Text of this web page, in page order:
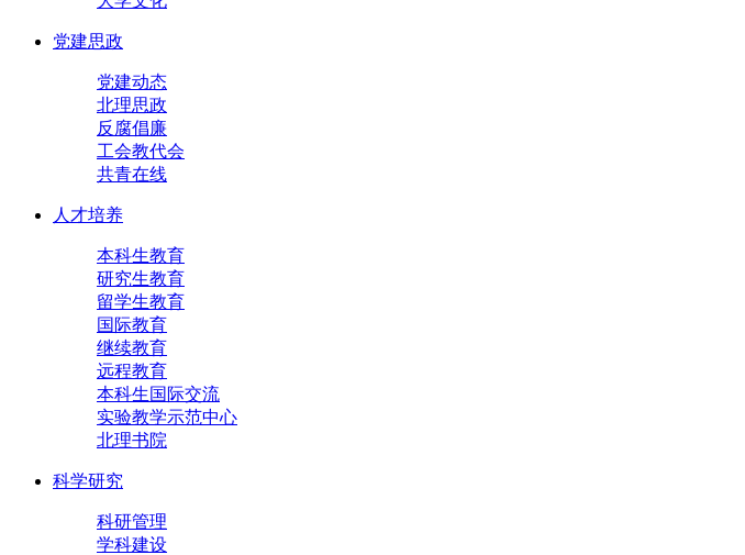
党建思政
党建动态
北理思政
反腐倡廉
工会教代会
共青在线
人才培养
本科生教育
研究生教育
留学生教育
国际教育
继续教育
远程教育
本科生国际交流
实验教学示范中心
北理书院
科学研究
科研管理
学科建设